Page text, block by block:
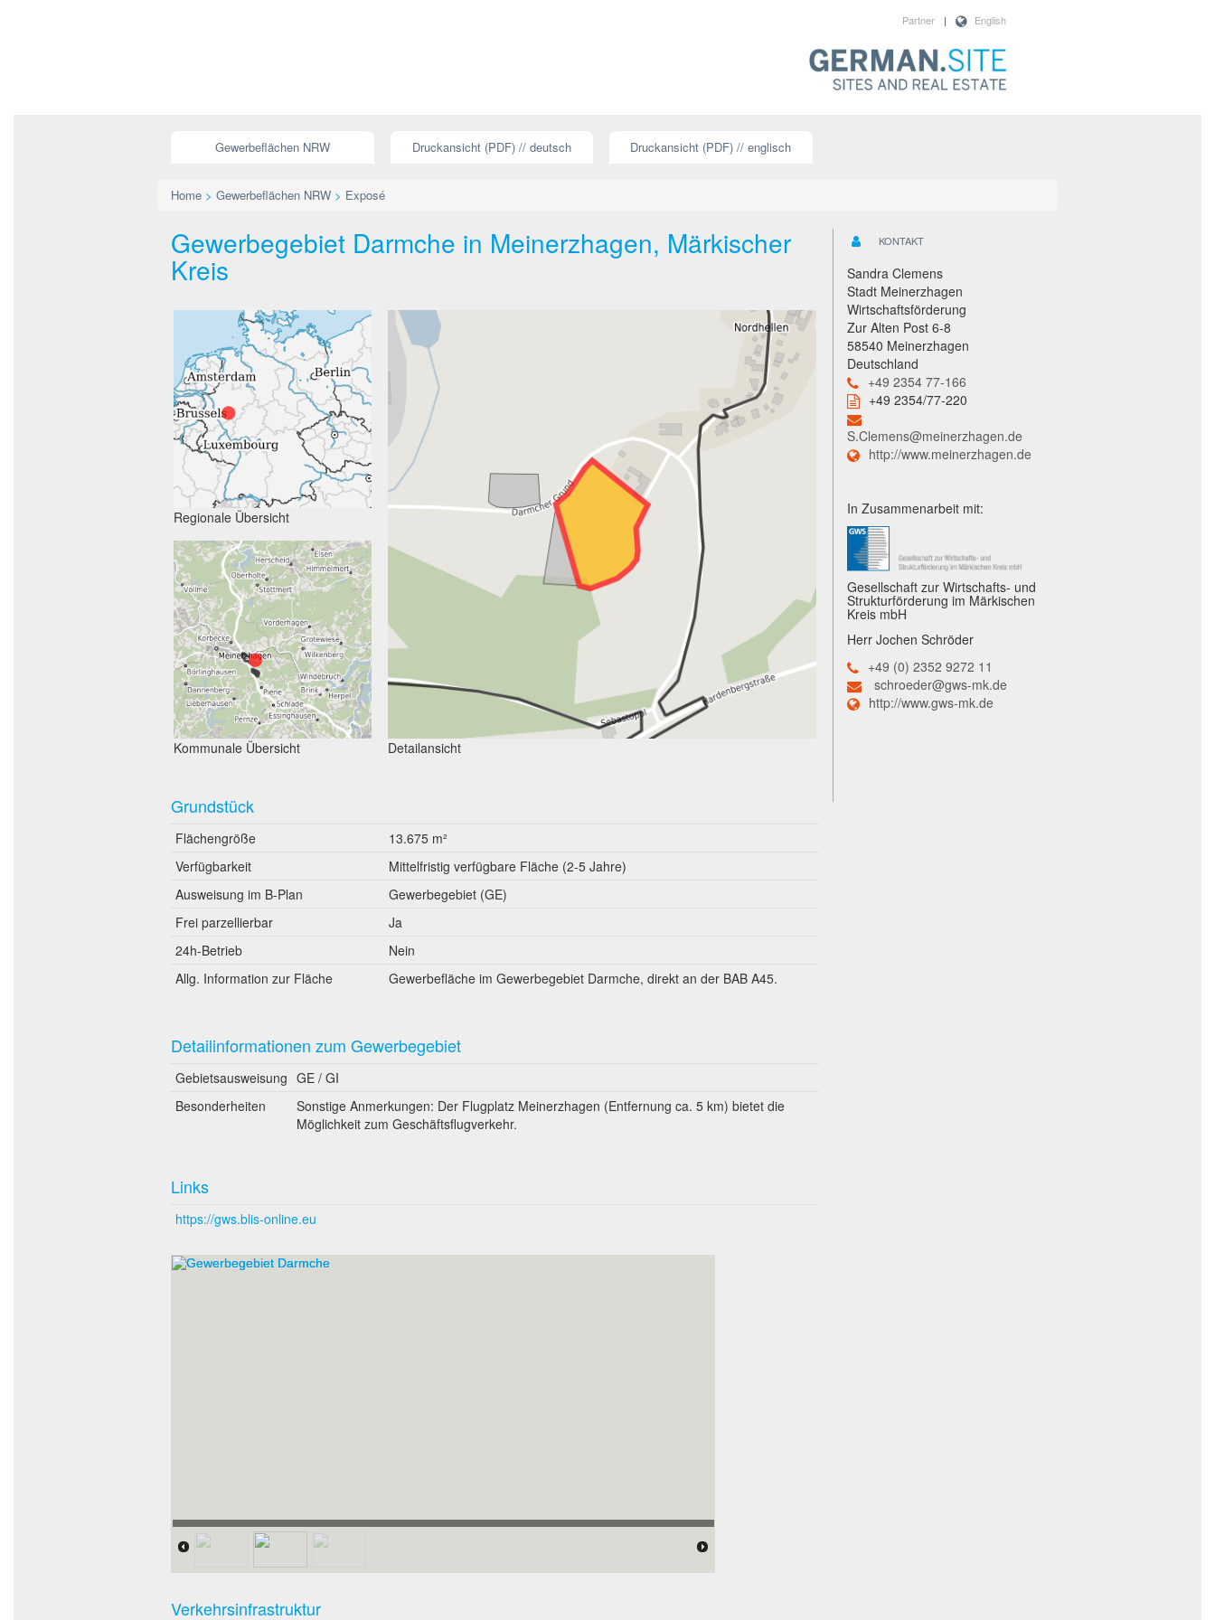
English
|
Partner
Gewerbeflächen NRW Druckansicht (PDF) // deutsch Druckansicht (PDF) // englisch
Home > Gewerbeflächen NRW > Exposé
Gewerbegebiet Darmche in Meinerzhagen, Märkischer
Kreis
Regionale Übersicht
Kommunale Übersicht Detailansicht
Grundstück
Flächengröße
13.675 m²
Verfügbarkeit
Mittelfristig verfügbare Fläche (2-5 Jahre)
Ausweisung im B-Plan
Gewerbegebiet (GE)
Frei parzellierbar
Ja
24h-Betrieb
Nein
Allg. Information zur Fläche
Gewerbefläche im Gewerbegebiet Darmche, direkt an der BAB A45.
Detailinformationen zum Gewerbegebiet
Gebietsausweisung GE / GI
Besonderheiten
Sonstige Anmerkungen: Der Flugplatz Meinerzhagen (Entfernung ca. 5 km) bietet die
Möglichkeit zum Geschäftsflugverkehr.
Links
https://gws.blis-online.eu
Verkehrsinfrastruktur
KONTAKT
Sandra Clemens
Stadt Meinerzhagen
Wirtschaftsförderung
Zur Alten Post 6-8
58540 Meinerzhagen
Deutschland
+49 2354 77-166
+49 2354/77-220
S.Clemens@meinerzhagen.de
http://www.meinerzhagen.de
In Zusammenarbeit mit:
Gesellschaft zur Wirtschafts- und
Strukturförderung im Märkischen
Kreis mbH
Herr Jochen Schröder
+49 (0) 2352 9272 11
schroeder@gws-mk.de
http://www.gws-mk.de